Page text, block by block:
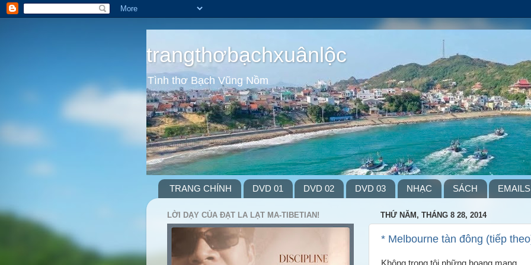
trangthơbạchxuânlộc
Tình thơ Bạch Vũng Nồm
TRANG CHÍNH DVD 01 DVD 02 DVD 03 NHẠC SÁCH EMAILS
THỨ NĂM, THÁNG 8 28, 2014
* Melbourne tàn đông (tiếp
LỜI DẠY CỦA ĐẠT LA LẠT MA-TIBETIAN!